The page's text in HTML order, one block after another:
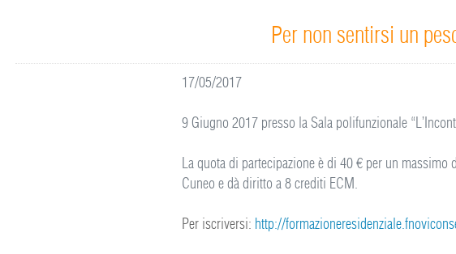
Per non sentirsi un
17/05/2017
9 Giugno 2017 presso la Sala polifunzionale
La quota di partecipazione è di 40 € per un
Cuneo e dà diritto a 8 crediti ECM.
Per iscriversi: http://